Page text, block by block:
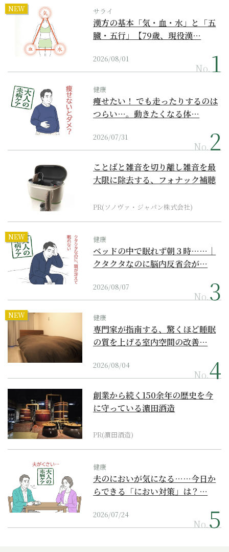
NEW サライ
漢方の基本「気・血・水」と「五
臓・五行」【79歳、現役漢…
2026/08/01
No.
健康
痩せたい！ でも走ったりするのは
つらい…。動きたくなる体…
2026/07/31
No.
ことばと雑音を切り離し雑音を最
大限に除去する、フォナック補聴
PR(ソノヴァ・ジャパン株式会社)
NEW 健康
ベッドの中で眠れず朝３時……｜
クタクタなのに脳内反省会が…
2026/08/07
No.
NEW 健康
専門家が指南する、驚くほど睡眠
の質を上げる室内空間の改善…
2026/08/04
No.
創業から続く150余年の歴史を今
に守っている濵田酒造
PR(濵田酒造)
健康
夫のにおいが気になる……今日か
らできる「におい対策」は？…
2026/07/24
No.